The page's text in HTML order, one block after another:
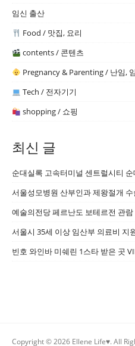
임신 출산
Food / 맛집, 요리
contents / 콘텐츠
Pregnancy & Parenting / 난임,
Tech / 전자기기
shopping / 쇼핑
최신 글
순대실록 고속터미널 센트럴시티
서울성모병원 산부인과 제왕절개
예술의전당 페르난도 보테르전 관
서울시 35세 이상 임산부 의료비 지
빈호 와인바 미쉐린 1스타 받은 곳
Copyright © 2026 Ellene Life♥. All